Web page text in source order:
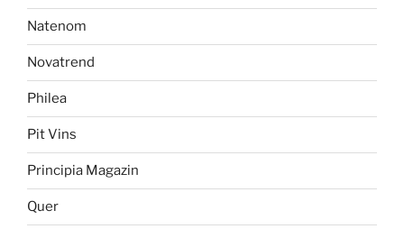
Natenom
Novatrend
Philea
Pit Vins
Principia Magazin
Quer